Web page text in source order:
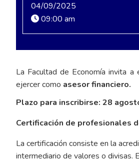
04/09/2025
09:00 am
La Facultad de Economía invita
ejercer como asesor financiero.
Plazo para inscribirse: 28
Certificación de profesionales
La certificación consiste en la
intermediario de valores o divisas.